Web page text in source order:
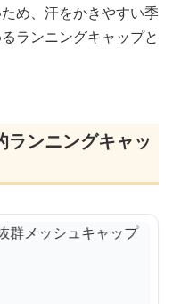
め、汗をかきやすい季
ランニングキャップと
ランニングキャッ